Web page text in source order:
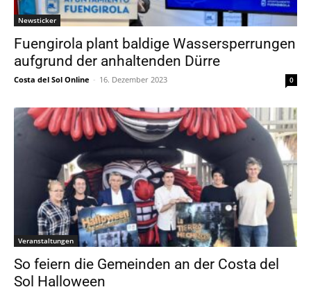
Newsticker
Fuengirola plant baldige Wassersperrungen
aufgrund der anhaltenden Dürre
Costa del Sol Online - 16. Dezember 2023 0
Veranstaltungen
So feiern die Gemeinden an der Costa del
Sol Halloween